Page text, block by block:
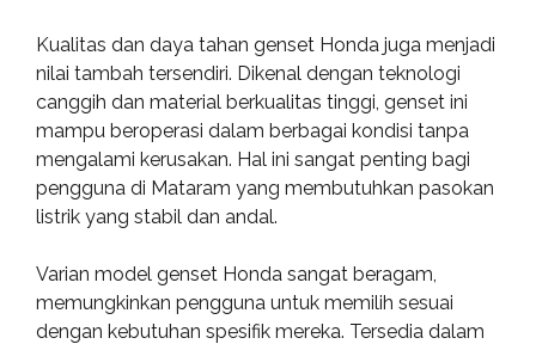
Kualitas dan daya tahan genset Honda juga menjadi
nilai tambah tersendiri. Dikenal dengan teknologi
canggih dan material berkualitas tinggi, genset ini
mampu beroperasi dalam berbagai kondisi tanpa
mengalami kerusakan. Hal ini sangat penting bagi
pengguna di Mataram yang membutuhkan pasokan
listrik yang stabil dan andal.
Varian model genset Honda sangat beragam,
memungkinkan pengguna untuk memilih sesuai
dengan kebutuhan spesifik mereka. Tersedia dalam